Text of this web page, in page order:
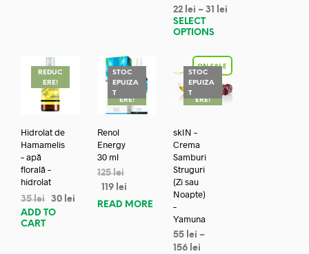
22 lei –31
lei
SELECT
OPTIONS
REDUC
ERE!
Hidrolat de
Hamamelis
– apă
florală –
hidrolat
35lei 30 lei
ADD TO
CART
STOC
EPUIZA
TREDUC
ERE!
Renol
Energy
30 ml
125lei
119 lei
READ MORE
STOC
EPUIZA
TREDUC
ERE!
skIN –
Crema
Samburi
Struguri
(Zi sau
Noapte)
–
Yamuna
55 lei –
156 lei